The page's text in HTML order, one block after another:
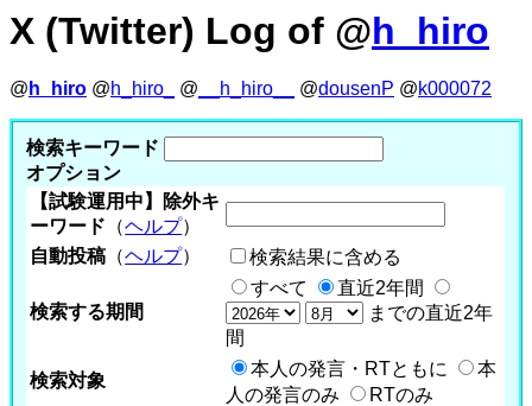
X (Twitter) Log of @h_hiro
@ h_hiro @h_hiro_ @ __h_hiro__ @dousenP @k000072
検索キーワード
オプション
【試験運用中】除外キ
ーワード （ヘルプ）
自動投稿 （ヘルプ） 検索結果に含める
検索する期間
すべて
直近2年間
までの直近2年
間
検索対象
本人の発言・RTともに
本
人の発言のみ
RTのみ